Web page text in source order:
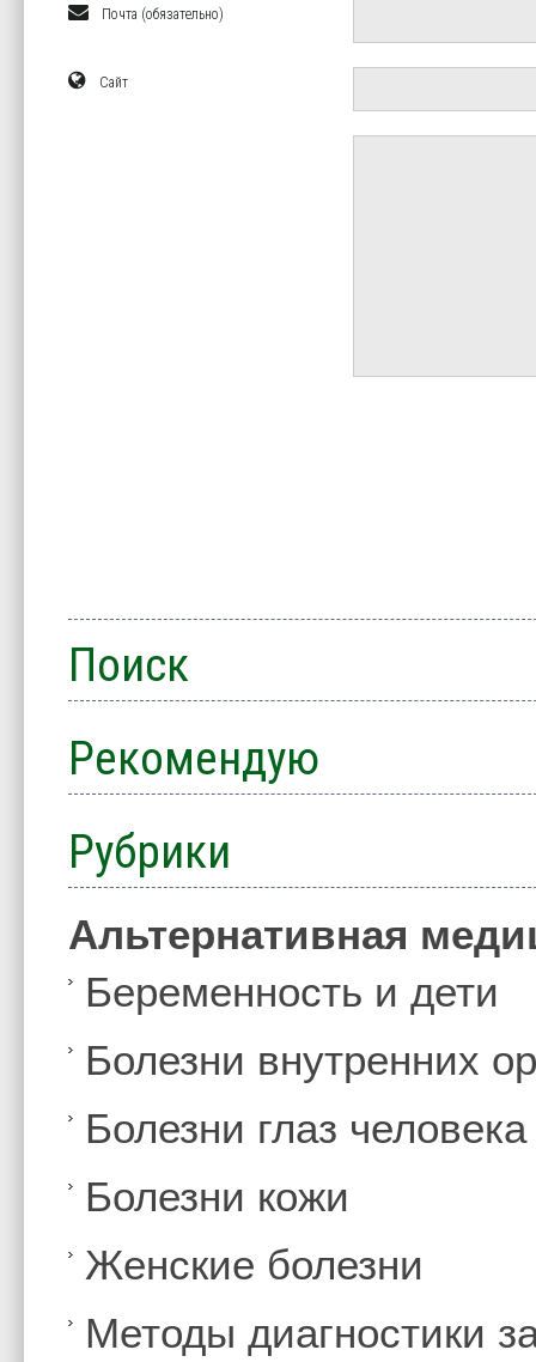
Почта (обязательно)
Сайт
Поиск
Рекомендую
Рубрики
Альтернативная
Беременность и дети
Болезни внутренних
Болезни глаз человека
Болезни кожи
Женские болезни
Методы диагностики